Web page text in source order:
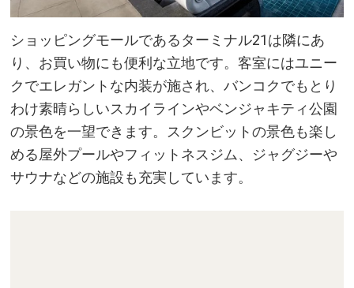
ショッピングモールであるターミナル21は隣にあ
り、お買い物にも便利な立地です。客室にはユニー
クでエレガントな内装が施され、バンコクでもとり
わけ素晴らしいスカイラインやベンジャキティ公園
の景色を一望できます。スクンビットの景色も楽し
める屋外プールやフィットネスジム、ジャグジーや
サウナなどの施設も充実しています。